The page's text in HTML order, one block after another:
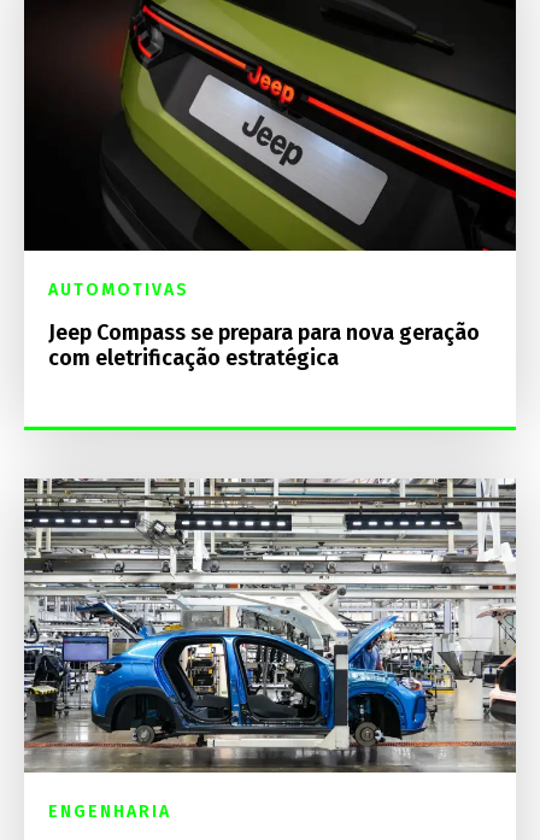
AUTOMOTIVAS
Jeep Compass se prepara para nova geração
com eletrificação estratégica
ENGENHARIA